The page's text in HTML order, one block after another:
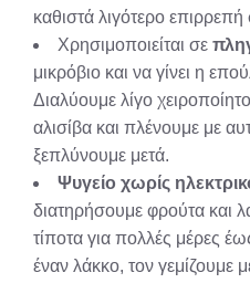
καθιστά λιγότερο
Χρησιμοποιείται σε
μικρόβιο και να γίνει η
Διαλύουμε λίγο
αλισίβα και πλένουμε με
ξεπλύνουμε μετά.
Ψυγείο χωρίς
διατηρήσουμε φρούτα και
τίποτα για πολλές μέρες
έναν λάκκο, τον γεμίζουμε